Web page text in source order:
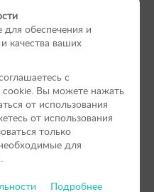
и хроническая).
обеспечения и
качества ваших
с
cookie. Вы можете нажать
от использования
от использования
только
для
Подробнее